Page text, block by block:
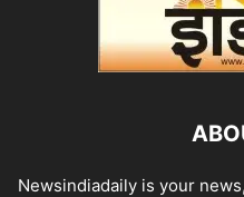
Newsindiadaily is your